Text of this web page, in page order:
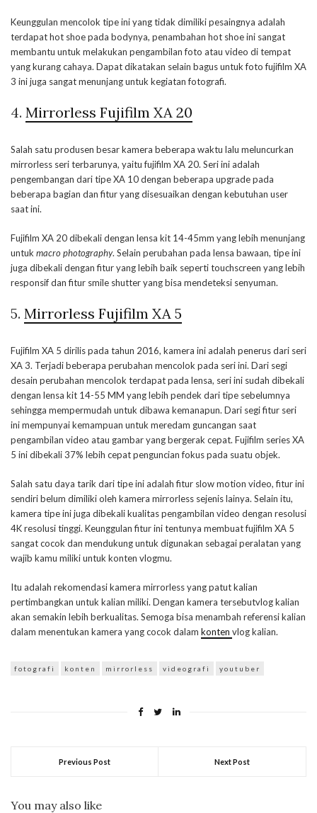
Keunggulan mencolok tipe ini yang tidak dimiliki pesaingnya adalah
terdapat hot shoe pada bodynya, penambahan hot shoe ini sangat
membantu untuk melakukan pengambilan foto atau video di tempat
yang kurang cahaya. Dapat dikatakan selain bagus untuk foto fujifilm XA
3 ini juga sangat menunjang untuk kegiatan fotografi.
4. Mirrorless Fujifilm XA 20
Salah satu produsen besar kamera beberapa waktu lalu meluncurkan
mirrorless seri terbarunya, yaitu fujifilm XA 20. Seri ini adalah
pengembangan dari tipe XA 10 dengan beberapa upgrade pada
beberapa bagian dan fitur yang disesuaikan dengan kebutuhan user
saat ini.
Fujifilm XA 20 dibekali dengan lensa kit 14-45mm yang lebih menunjang
untuk macro photography. Selain perubahan pada lensa bawaan, tipe ini
juga dibekali dengan fitur yang lebih baik seperti touchscreen yang lebih
responsif dan fitur smile shutter yang bisa mendeteksi senyuman.
5. Mirrorless Fujifilm XA 5
Fujifilm XA 5 dirilis pada tahun 2016, kamera ini adalah penerus dari seri
XA 3. Terjadi beberapa perubahan mencolok pada seri ini. Dari segi
desain perubahan mencolok terdapat pada lensa, seri ini sudah dibekali
dengan lensa kit 14-55 MM yang lebih pendek dari tipe sebelumnya
sehingga mempermudah untuk dibawa kemanapun. Dari segi fitur seri
ini mempunyai kemampuan untuk meredam guncangan saat
pengambilan video atau gambar yang bergerak cepat. Fujifilm series XA
5 ini dibekali 37% lebih cepat penguncian fokus pada suatu objek.
Salah satu daya tarik dari tipe ini adalah fitur slow motion video, fitur ini
sendiri belum dimiliki oleh kamera mirrorless sejenis lainya. Selain itu,
kamera tipe ini juga dibekali kualitas pengambilan video dengan resolusi
4K resolusi tinggi. Keunggulan fitur ini tentunya membuat fujifilm XA 5
sangat cocok dan mendukung untuk digunakan sebagai peralatan yang
wajib kamu miliki untuk konten vlogmu.
Itu adalah rekomendasi kamera mirrorless yang patut kalian
pertimbangkan untuk kalian miliki. Dengan kamera tersebutvlog kalian
akan semakin lebih berkualitas. Semoga bisa menambah referensi kalian
dalam menentukan kamera yang cocok dalam konten vlog kalian.
fotografi konten mirrorless videografi youtuber
Previous Post Next Post
You may also like